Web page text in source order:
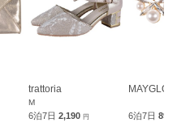
trattoria
M
6泊7日 2,190 円 6泊7日 890